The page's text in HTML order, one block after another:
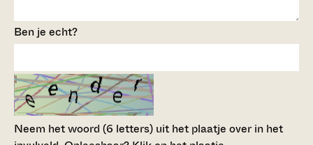
Ben je echt?
Neem het woord (6 letters) uit het plaatje over in het